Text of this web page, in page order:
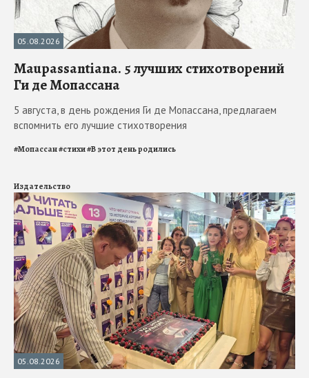
05.08.2026
Maupassantiana. 5 лучших стихотворений
Ги де Мопассана
5 августа, в день рождения Ги де Мопассана, предлагаем
вспомнить его лучшие стихотворения
#Мопассан#стихи#В этот день родились
Издательство
05.08.2026